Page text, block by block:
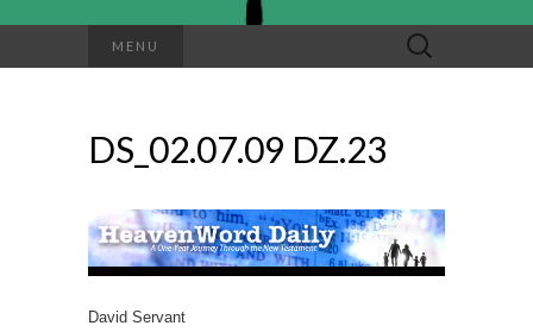
MENU Szukaj:
DS_02.07.09 DZ.23
David Servant